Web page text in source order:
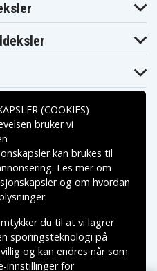
(COOKIES)
bruker vi
kan brukes til
Les mer om
og om hvordan
.
du til at vi lagrer
sporingsteknologi på
og kan endres når som
innstillinger for